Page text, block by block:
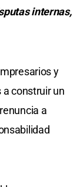
internas,
y
construir un
a